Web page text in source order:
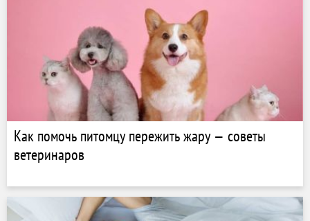
Как помочь питомцу пережить жару — советы
ветеринаров